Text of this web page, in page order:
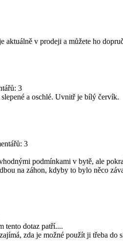
aktuálně v prodeji a můžete ho
3
a oschlé. Uvnitř je bílý červík.
3
podmínkami v bytě, ale
na záhon, kdyby to bylo něco
tento dotaz patří....
zda je možné použít ji třeba